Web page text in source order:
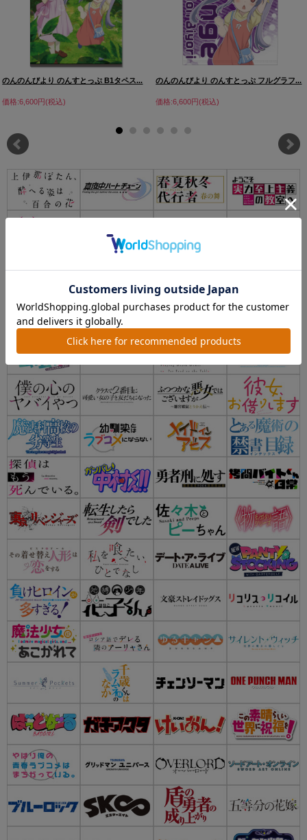
のんのんびより のんすとっぷ B1タペス...
価格:6,600円(税込)
のんのんびより のんすとっぷ フルグラフ...
価格:6,600円(税込)